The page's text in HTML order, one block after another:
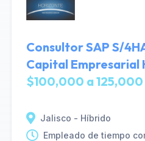
Consultor SAP S/
Capital Empresarial
$100,000 a
Jalisco - Híbrido
Empleado de tiempo